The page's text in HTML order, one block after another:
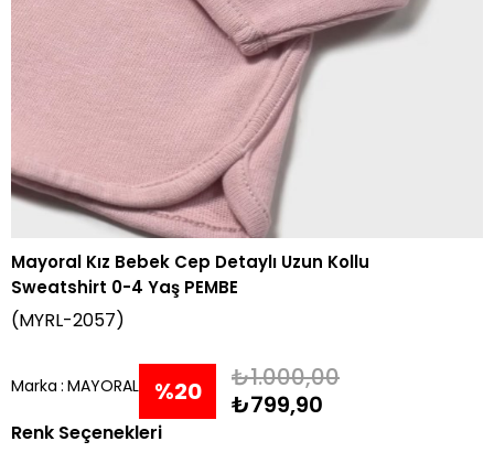
Mayoral Kız Bebek Cep Detaylı Uzun Kollu
Sweatshirt 0-4 Yaş PEMBE
(MYRL-2057)
Marka : MAYORAL %20
İndirim
₺1.000,00
₺799,90
Renk Seçenekleri